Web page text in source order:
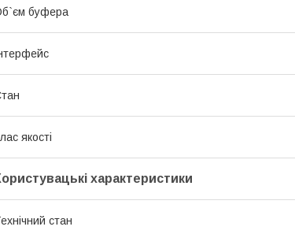
буфера
якості
характеристики
стан